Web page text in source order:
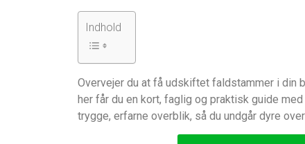
Indhold
Overvejer du at få udskiftet faldstammer i din
her får du en kort, faglig og praktisk guide
trygge, erfarne overblik, så du undgår dyre